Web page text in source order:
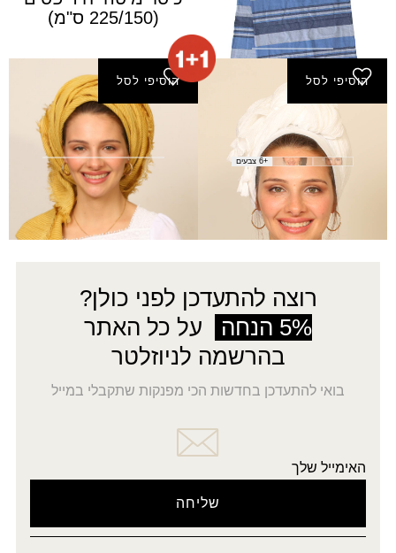
(220/250 ס"מ)
₪79.00
(225/150 ס"מ)
הוסיפי לסל
צעיף טיגריס
₪40.00
+6 צבעים
הוסיפי לסל
מטפחת סלי מרובעת
₪60.00
→
1
2
6
7
←
רוצה להתעדכן לפני כולן?
5% הנחה
על כל האתר
בהרשמה לניוזלטר
בואי להתעדכן בחדשות הכי מפנקות שתקבלי במייל
האימייל שלך